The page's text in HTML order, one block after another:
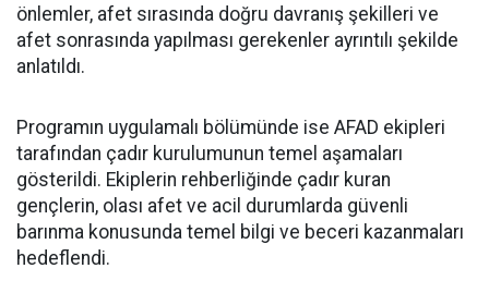
önlemler, afet sırasında doğru davranış şekilleri ve
afet sonrasında yapılması gerekenler ayrıntılı şekilde
anlatıldı.
Programın uygulamalı bölümünde ise AFAD ekipleri
tarafından çadır kurulumunun temel aşamaları
gösterildi. Ekiplerin rehberliğinde çadır kuran
gençlerin, olası afet ve acil durumlarda güvenli
barınma konusunda temel bilgi ve beceri kazanmaları
hedeflendi.